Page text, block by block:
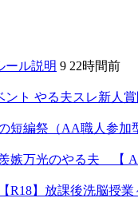
ル説明 9 22時間前
ト やる夫スレ新人
短編祭（AA職人参加
嫉万光のやる夫 【 A
】放課後洗脳授